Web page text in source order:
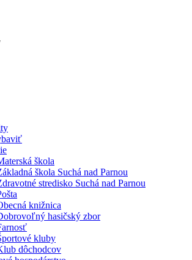
škola
škola Suchá nad Parnou
stredisko Suchá nad Parnou
knižnica
hasičský zbor
kluby
dôchodcov